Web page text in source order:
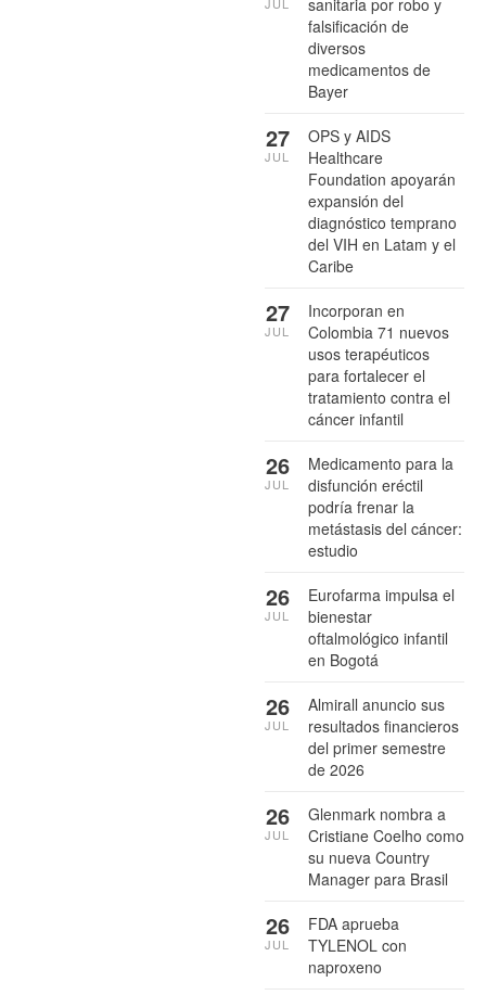
falsificación de
diversos
medicamentos de
Bayer
OPS y AIDS
Healthcare
Foundation apoyarán
expansión del
diagnóstico temprano
del VIH en Latam y el
Caribe
27
JUL
Incorporan en
Colombia 71 nuevos
usos terapéuticos
para fortalecer el
tratamiento contra el
cáncer infantil
27
JUL
Medicamento para la
disfunción eréctil
podría frenar la
metástasis del cáncer:
estudio
26
JUL
Eurofarma impulsa el
bienestar
oftalmológico infantil
en Bogotá
26
JUL
Almirall anuncio sus
resultados financieros
del primer semestre
de 2026
26
JUL
Glenmark nombra a
Cristiane Coelho como
su nueva Country
Manager para Brasil
26
JUL
FDA aprueba
TYLENOL con
naproxeno
26
JUL